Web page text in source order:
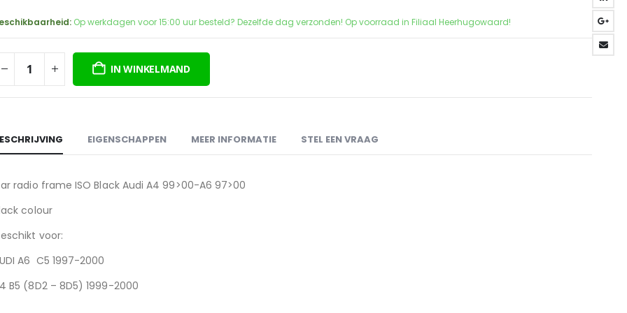
Op werkdagen voor 15:00 uur besteld? Dezelfde dag verzonden! Op voorraad in Filiaal Heerhugowaard!
IN WINKELMAND
EIGENSCHAPPEN MEER INFORMATIE STEL EEN VRAAG
radio frame ISO Black Audi A4 99>00-A6 97>00
colour
voor:
A6 C5 1997-2000
B5 (8D2 – 8D5) 1999-2000